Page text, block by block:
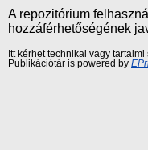
A repozitórium
hozzáférhetőségének
Itt kérhet technikai vagy tartalmi
Publikációtár is powered by